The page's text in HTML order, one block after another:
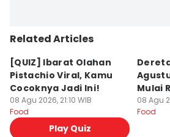
Related Articles
[QUIZ] Ibarat Olahan
Pistachio Viral, Kamu
Cocoknya Jadi Ini!
08 Agu 2026, 21:10 WIB
Food
Play Quiz
Mulai
08 Agu
Food